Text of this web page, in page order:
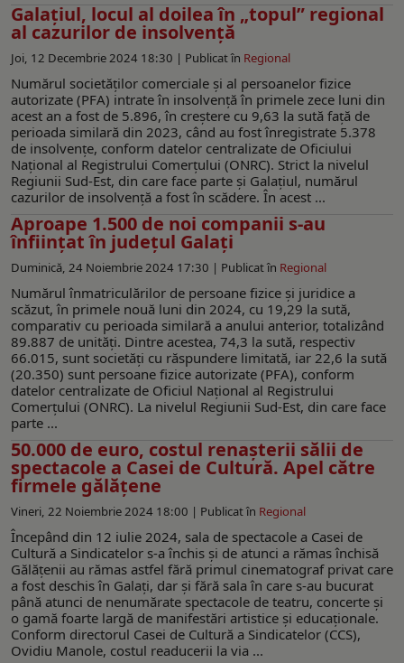
Galațiul, locul al doilea în „topul” regional
al cazurilor de insolvență
Joi, 12 Decembrie 2024 18:30 | Publicat în Regional
Numărul societăţilor comerciale şi al persoanelor fizice
autorizate (PFA) intrate în insolvenţă în primele zece luni din
acest an a fost de 5.896, în creştere cu 9,63 la sută faţă de
perioada similară din 2023, când au fost înregistrate 5.378
de insolvenţe, conform datelor centralizate de Oficiului
Naţional al Registrului Comerţului (ONRC). Strict la nivelul
Regiunii Sud-Est, din care face parte și Galațiul, numărul
cazurilor de insolvență a fost în scădere. În acest ...
Aproape 1.500 de noi companii s-au
înfiinţat în județul Galați
Duminică, 24 Noiembrie 2024 17:30 | Publicat în Regional
Numărul înmatriculărilor de persoane fizice şi juridice a
scăzut, în primele nouă luni din 2024, cu 19,29 la sută,
comparativ cu perioada similară a anului anterior, totalizând
89.887 de unităţi. Dintre acestea, 74,3 la sută, respectiv
66.015, sunt societăţi cu răspundere limitată, iar 22,6 la sută
(20.350) sunt persoane fizice autorizate (PFA), conform
datelor centralizate de Oficiul Naţional al Registrului
Comerţului (ONRC). La nivelul Regiunii Sud-Est, din care face
parte ...
50.000 de euro, costul renașterii sălii de
spectacole a Casei de Cultură. Apel către
firmele gălățene
Vineri, 22 Noiembrie 2024 18:00 | Publicat în Regional
Începând din 12 iulie 2024, sala de spectacole a Casei de
Cultură a Sindicatelor s-a închis și de atunci a rămas închisă
Gălățenii au rămas astfel fără primul cinematograf privat care
a fost deschis în Galați, dar și fără sala în care s-au bucurat
până atunci de nenumărate spectacole de teatru, concerte și
o gamă foarte largă de manifestări artistice și educaționale.
Conform directorul Casei de Cultură a Sindicatelor (CCS),
Ovidiu Manole, costul readucerii la via ...